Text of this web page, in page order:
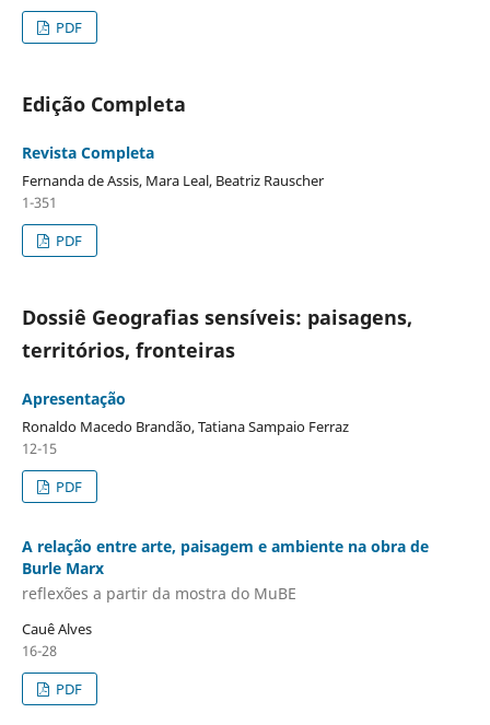
PDF
Edição Completa
Revista Completa
Fernanda de Assis, Mara Leal, Beatriz Rauscher
1-351
PDF
Dossiê Geografias sensíveis: paisagens,
territórios, fronteiras
Apresentação
Ronaldo Macedo Brandão, Tatiana Sampaio Ferraz
12-15
PDF
A relação entre arte, paisagem e ambiente na obra de
Burle Marx
reflexões a partir da mostra do MuBE
Cauê Alves
16-28
PDF